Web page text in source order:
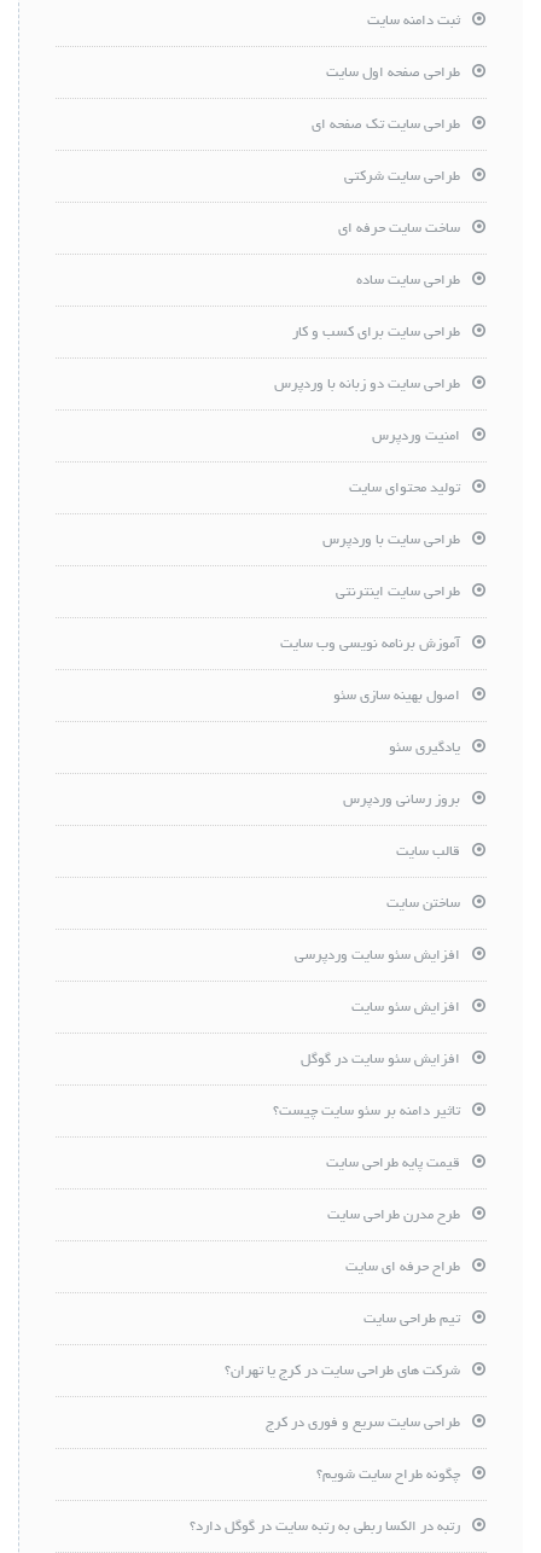
ثبت دامنه سایت
طراحی صفحه اول سایت
طراحی سایت تک صفحه ای
طراحی سایت شرکتی
ساخت سایت حرفه ای
طراحی سایت ساده
طراحی سایت برای کسب و کار
طراحی سایت دو زبانه با وردپرس
امنیت وردپرس
تولید محتوای سایت
طراحی سایت با وردپرس
طراحی سایت اینترنتی
آموزش برنامه نویسی وب سایت
اصول بهینه سازی سئو
یادگیری سئو
بروز رسانی وردپرس
قالب سایت
ساختن سایت
افزایش سئو سایت وردپرسی
افزایش سئو سایت
افزایش سئو سایت در گوگل
تاثیر دامنه بر سئو سایت چیست؟
قیمت پایه طراحی سایت
طرح مدرن طراحی سایت
طراح حرفه ای سایت
تیم طراحی سایت
شرکت های طراحی سایت در کرج یا تهران؟
طراحی سایت سریع و فوری در کرج
چگونه طراح سایت شویم؟
رتبه در الکسا ربطی به رتبه سایت در گوگل دارد؟